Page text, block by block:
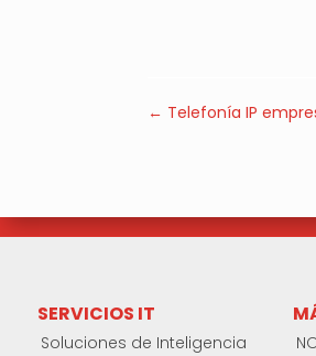
← Telefonía IP
SERVICIOS IT
Soluciones de Inteligencia